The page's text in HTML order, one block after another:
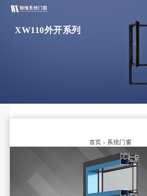
XW110外开系列
首页 - 系统门窗